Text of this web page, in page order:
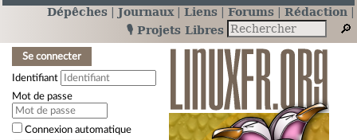
Dépêches Journaux Liens Forums
Rédaction
🎙️ Projets Libres
Se connecter
Identifiant
Mot de passe
Connexion automatique